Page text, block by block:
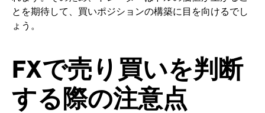
とを期待して、買いポジションの構築に目を向けるでし
ょう。
FXで売り買いを判断
する際の注意点